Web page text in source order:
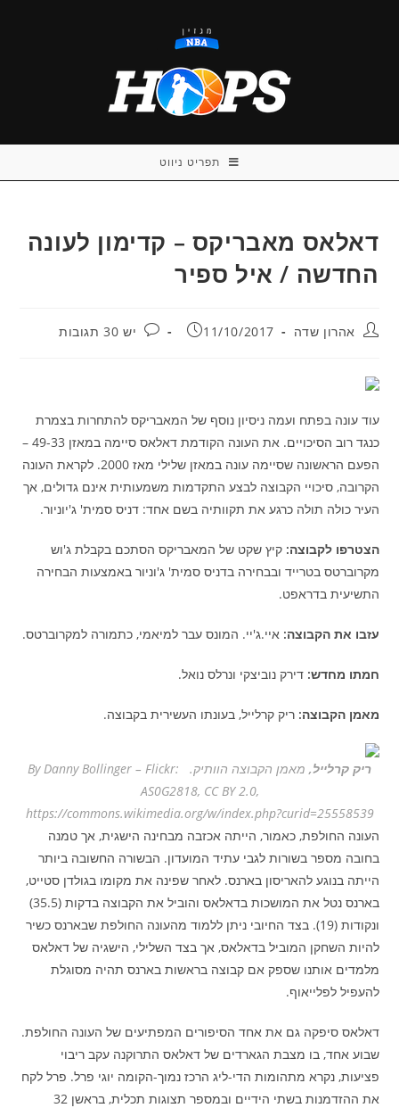
תפריט ניווט
דאלאס מאבריקס – קדימון לעונה
החדשה / איל ספיר
מחבר:אהרון שדה פורסם:
11/10/2017 תגובות:
יש 30 תגובות
עוד עונה בפתח ועמה ניסיון נוסף של המאבריקס להתחרות בצמרת
כנגד רוב הסיכויים. את העונה הקודמת דאלאס סיימה במאזן 49-33 –
הפעם הראשונה שסיימה עונה במאזן שלילי מאז 2000. לקראת העונה
הקרובה, סיכויי הקבוצה לבצע התקדמות משמעותית אינם גדולים, אך
העיר כולה תולה כרגע את תקוותיה בשם אחד: דניס סמית' ג'יוניור.
הצטרפו לקבוצה:קיץ שקט של המאבריקס הסתכם בקבלת ג'וש
מקרוברטס בטרייד ובבחירה בדניס סמית' ג'וניור באמצעות הבחירה
התשיעית בדראפט.
עזבו את הקבוצה:איי.ג'יי. המונס עבר למיאמי, כתמורה למקרוברטס.
חמתו מחדש:דירק נוביצקי ונרלס נואל.
מאמן הקבוצה:ריק קרלייל, בעונתו העשירית בקבוצה.
ריק קרלייל,
מאמן הקבוצה הוותיק. By Danny Bollinger – Flickr:
AS0G2818, CC BY 2.0,
https://commons.wikimedia.org/w/index.php?curid=25558539
העונה החולפת, כאמור, הייתה אכזבה מבחינה הישגית, אך טמנה
בחובה מספר בשורות לגבי עתיד המועדון. הבשורה החשובה ביותר
הייתה בנוגע להאריסון בארנס. לאחר שפינה את מקומו בגולדן סטייט,
בארנס נטל את המושכות בדאלאס והוביל את הקבוצה בדקות (35.5)
ונקודות (19). בצד החיובי ניתן ללמוד מהעונה החולפת שבארנס כשיר
להיות השחקן המוביל בדאלאס, אך בצד השלילי, הישגיה של דאלאס
מלמדים אותנו שספק אם קבוצה בראשות בארנס תהיה מסוגלת
להעפיל לפלייאוף.
דאלאס סיפקה גם את אחד הסיפורים המפתיעים של העונה החולפת.
שבוע אחד, בו מצבת הגארדים של דאלאס התרוקנה עקב ריבוי
פציעות, נקרא מתהומות הדי-ליג הרכז נמוך-הקומה יוגי פרל. פרל לקח
את ההזדמנות בשתי הידיים ובמספר תצוגות תכלית, בראשן 32